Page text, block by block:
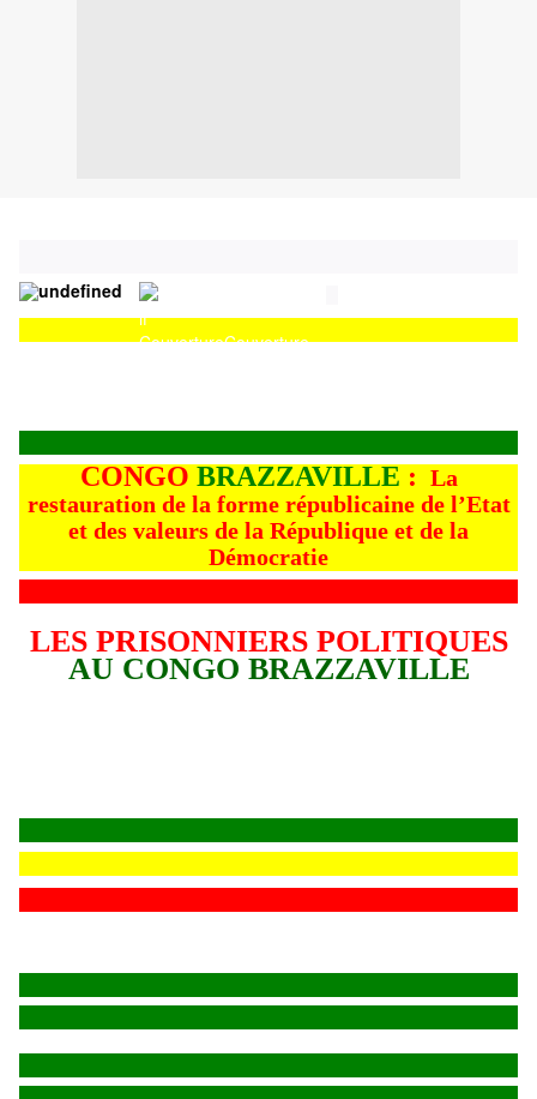
CouvertureCouverture
CONGO BRAZZAVILLE : La
restauration de la forme républicaine de l’Etat
et des valeurs de la République et de la
Démocratie
LES PRISONNIERS POLITIQUES
AU CONGO BRAZZAVILLE